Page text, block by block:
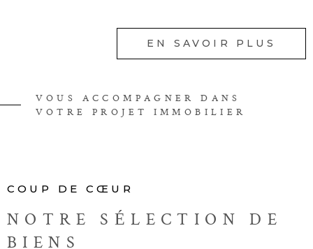
À l'agence Immobilière Victor Hugo, nous comprenons que chaque projet
Notre équipe dédiée met à votre disposition son savoir-faire et son réseau
pour VOUS ACCOMPAGNER À CHAQUE ÉTAPE DE VOTRE
LOCATION D'UN LOGEMENT dans la région.
Nos services de vente et de location
EN SAVOIR PLUS
VOUS ACCOMPAGNER DANS
VOTRE PROJET IMMOBILIER
COUP DE CŒUR
NOTRE SÉLECTION
DE
BIENS